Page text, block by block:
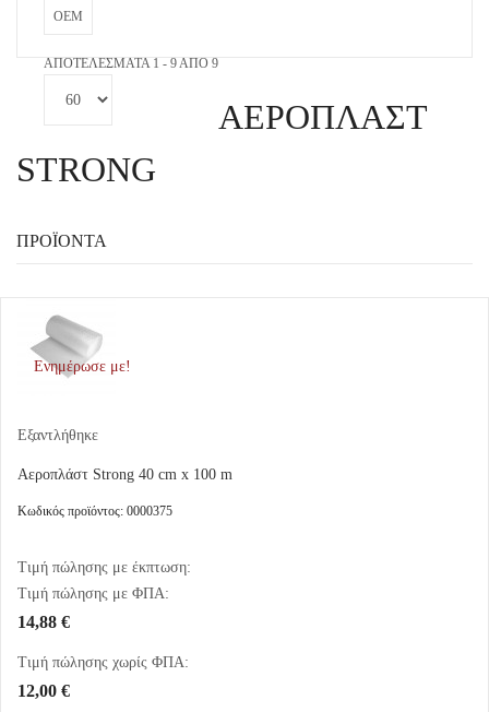
OEM
ΑΠΟΤΕΛΈΣΜΑΤΑ 1 - 9 ΑΠΌ 9
ΑΕΡΟΠΛΑΣΤ
STRONG
ΠΡΟΪΌΝΤΑ
Ενημέρωσε με!
Εξαντλήθηκε
Αεροπλάστ Strong 40 cm x 100 m
Κωδικός προϊόντος: 0000375
Τιμή πώλησης με έκπτωση:
Τιμή πώλησης με ΦΠΑ:
14,88 €
Τιμή πώλησης χωρίς ΦΠΑ:
12,00 €